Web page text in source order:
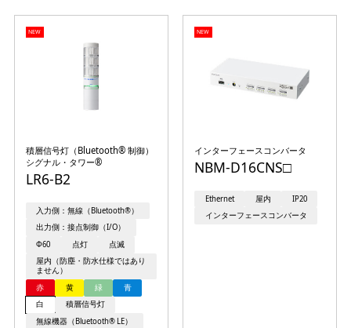
NEW
積層信号灯（Bluetooth® 制御）
シグナル・タワー®
LR6-B2
入力側：無線（Bluetooth®）
出力側：接点制御（I/O）
Φ60
点灯
点滅
屋内（防塵・防水仕様ではあり
ません）
赤
黄 緑
青
白
積層信号灯
無線機器（Bluetooth® LE）
NEW
インターフェースコンバータ
NBM-D16CNS□
Ethernet 屋内
IP20
インターフェースコンバータ